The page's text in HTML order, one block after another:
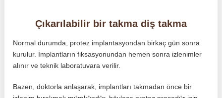
Çıkarılabilir bir takma diş takma
Normal durumda, protez implantasyondan birkaç gün sonra
kurulur. İmplantların fiksasyonundan hemen sonra izlenimler
alınır ve teknik laboratuvara verilir.
Bazen, doktorla anlaşarak, implantları takmadan önce bir